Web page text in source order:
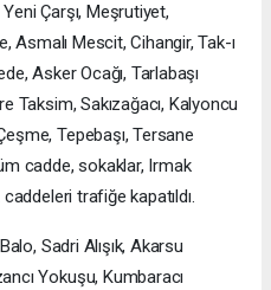
Çarşı, Meşrutiyet,
Asmalı Mescit, Cihangir, Tak-ı
Asker Ocağı, Tarlabaşı
Taksim, Sakızağacı, Kalyoncu
Tepebaşı, Tersane
cadde, sokaklar, Irmak
trafiğe kapatıldı.
Sadri Alışık, Akarsu
Yokuşu, Kumbaracı